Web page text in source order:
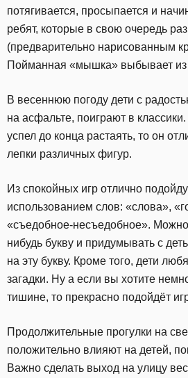
потягивается, просыпается и
ребят, которые в свою очередь
(предварительно нарисованным
Пойманная «мышка» выбывает из
В весеннюю погоду дети с
на асфальте, поиграют в
успел до конца растаять, то он
лепки различных фигур.
Из спокойных игр отлично
использованием слов: «слова»,
«съедобное-несъедобное».
нибудь букву и придумывать с
на эту букву. Кроме того, дети
загадки. Ну а если вы хотите
тишине, то прекрасно подойдёт
Продолжительные прогулки на
положительно влияют на детей,
Важно сделать выход на улицу